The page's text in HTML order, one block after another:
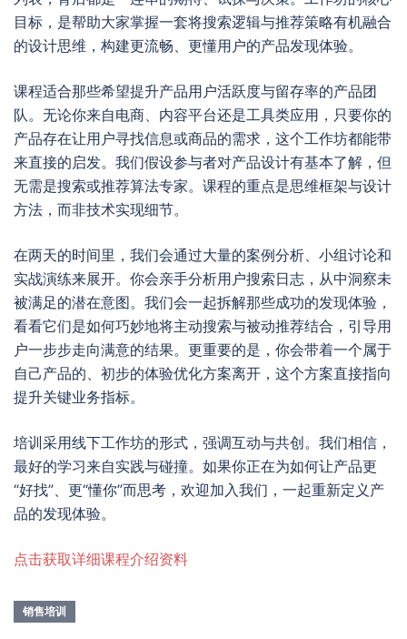
目标，是帮助大家掌握一套将搜索逻辑与推荐策略有机融合
的设计思维，构建更流畅、更懂用户的产品发现体验。
课程适合那些希望提升产品用户活跃度与留存率的产品团
队。无论你来自电商、内容平台还是工具类应用，只要你的
产品存在让用户寻找信息或商品的需求，这个工作坊都能带
来直接的启发。我们假设参与者对产品设计有基本了解，但
无需是搜索或推荐算法专家。课程的重点是思维框架与设计
方法，而非技术实现细节。
在两天的时间里，我们会通过大量的案例分析、小组讨论和
实战演练来展开。你会亲手分析用户搜索日志，从中洞察未
被满足的潜在意图。我们会一起拆解那些成功的发现体验，
看看它们是如何巧妙地将主动搜索与被动推荐结合，引导用
户一步步走向满意的结果。更重要的是，你会带着一个属于
自己产品的、初步的体验优化方案离开，这个方案直接指向
提升关键业务指标。
培训采用线下工作坊的形式，强调互动与共创。我们相信，
最好的学习来自实践与碰撞。如果你正在为如何让产品更
“好找”、更“懂你”而思考，欢迎加入我们，一起重新定义产
品的发现体验。
点击获取详细课程介绍资料
销售培训